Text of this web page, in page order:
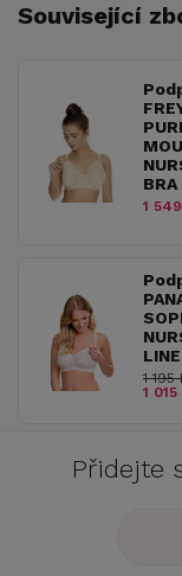
Související
BRA
1
1 195
1 015
Přidejte